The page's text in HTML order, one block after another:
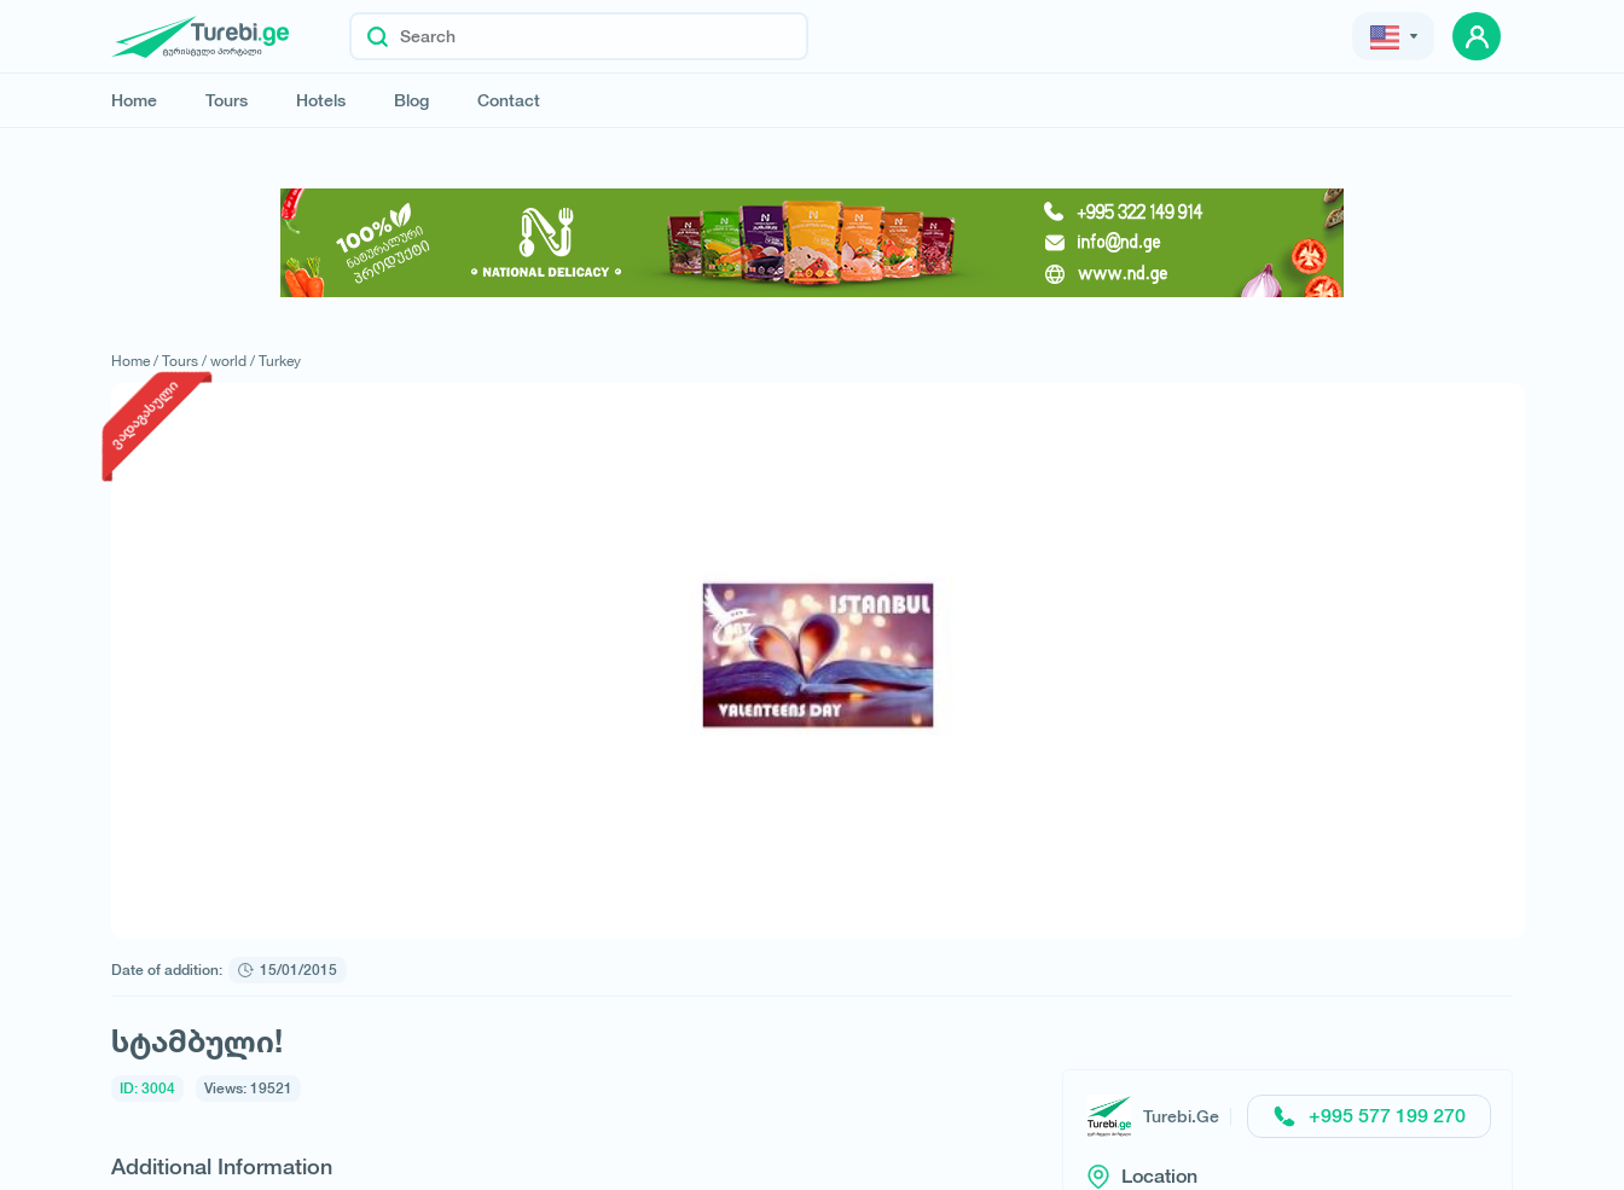
Home Tours Hotels Blog Contact
Request a tour
BLUE BIRD TRAVEL
Home / Tours / world / Turkey
ვადაგასული
Date of addition: 15/01/2015
სტამბული!
ID: 3004 Views: 19521
Additional Information
Turebi.Ge +995 577 199 270
Location